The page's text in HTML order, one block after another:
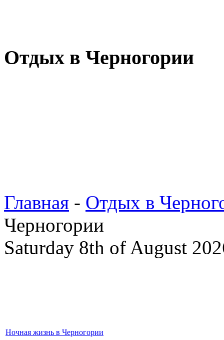
Отдых в Черногории
Главная - Отдых в
Черногории
Saturday 8th of August
Ночная жизнь в Черногории